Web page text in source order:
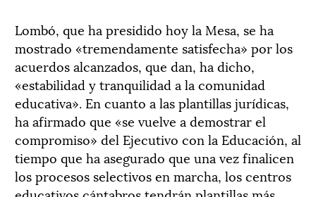
Lombó, que ha presidido hoy la Mesa, se ha
mostrado «tremendamente satisfecha» por los
acuerdos alcanzados, que dan, ha dicho,
«estabilidad y tranquilidad a la comunidad
educativa». En cuanto a las plantillas jurídicas,
ha afirmado que «se vuelve a demostrar el
compromiso» del Ejecutivo con la Educación, al
tiempo que ha asegurado que una vez finalicen
los procesos selectivos en marcha, los centros